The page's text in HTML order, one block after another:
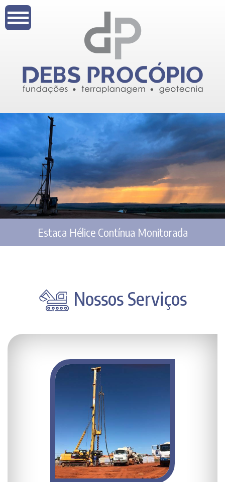
Estaca Hélice Contínua Monitorada
Nossos Serviços